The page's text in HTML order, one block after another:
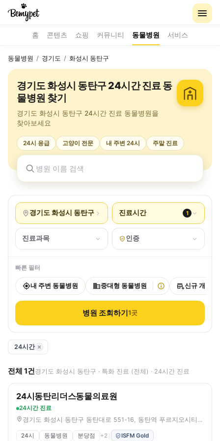
홈 콘텐츠 쇼핑 커뮤니티 동물병원 서비스
동물병원 / 경기도 / 화성시 동탄구
경기도 화성시 동탄구 24시간 진료 동
물병원 찾기
경기도 화성시 동탄구 24시간 진료 동물병원을
찾아보세요
24시 응급 고양이 전문 내 주변 24시 주말 진료
경기도 화성시 동탄구 진료시간 1
진료과목 인증
빠른 필터
내 주변 동물병원 중대형 동물병원 신규 개원
병원 조회하기1곳
24시간
전체 1건경기도 화성시 동탄구 · 특화 진료 (전체) · 24시간 진료
24시동탄리더스동물의료원
24시간 진료
경기도 화성시 동탄구 동탄대로 551-16, 동탄역 푸르지오시티 B동 213-220호 (오산동)
24시 동물병원 분당점 +2 ISFM Gold